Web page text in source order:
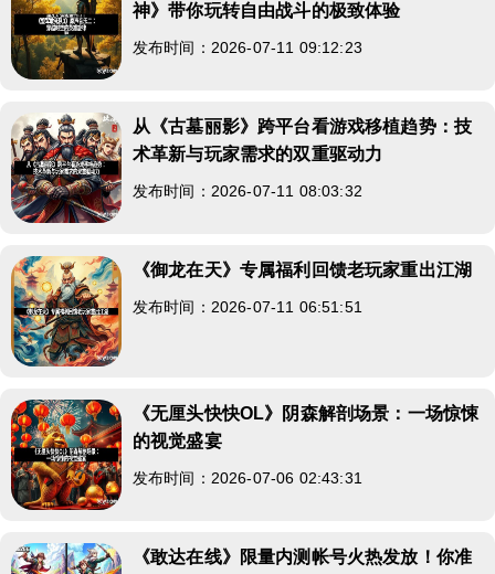
神》带你玩转自由战斗的极致体验
发布时间：2026-07-11 09:12:23
从《古墓丽影》跨平台看游戏移植趋势：技
术革新与玩家需求的双重驱动力
发布时间：2026-07-11 08:03:32
《御龙在天》专属福利回馈老玩家重出江湖
发布时间：2026-07-11 06:51:51
《无厘头快快OL》阴森解剖场景：一场惊悚
的视觉盛宴
发布时间：2026-07-06 02:43:31
《敢达在线》限量内测帐号火热发放！你准